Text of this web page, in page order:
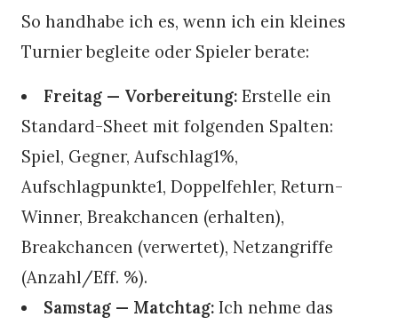
So handhabe ich es, wenn ich ein kleines
Turnier begleite oder Spieler berate:
Freitag — Vorbereitung: Erstelle ein
Standard-Sheet mit folgenden Spalten:
Spiel, Gegner, Aufschlag1%,
Aufschlagpunkte1, Doppelfehler, Return-
Winner, Breakchancen (erhalten),
Breakchancen (verwertet), Netzangriffe
(Anzahl/Eff. %).
Samstag — Matchtag: Ich nehme das